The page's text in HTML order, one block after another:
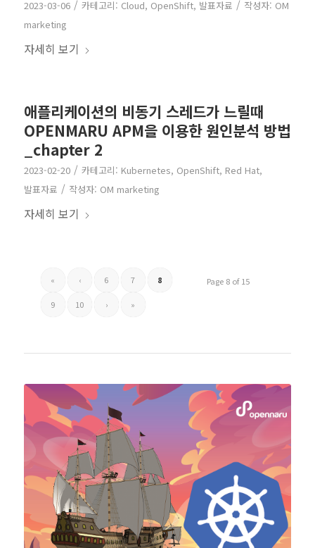
2023-03-06 / 카테고리: Cloud, OpenShift, 발표자료 / 작성자: OM
marketing
자세히 보기
애플리케이션의 비동기 스레드가 느릴때
OPENMARU APM을 이용한 원인분석 방법
_chapter 2
2023-02-20 / 카테고리: Kubernetes, OpenShift, Red Hat,
발표자료 / 작성자: OM marketing
자세히 보기
Page 8 of 15
« ‹ 6 7 8
9 10 › »